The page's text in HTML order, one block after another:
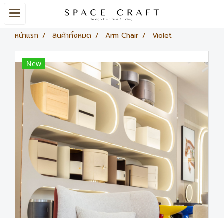
หน้าแรก สินค้าทั้งหมด Arm Chair Violet
New